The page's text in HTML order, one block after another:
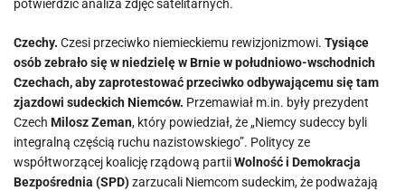
potwierdzić analiza zdjęć satelitarnych.
Czechy. Czesi przeciwko niemieckiemu rewizjonizmowi. Tysiące
osób zebrało się w niedzielę w Brnie w południowo-wschodnich
Czechach, aby zaprotestować przeciwko odbywającemu się tam
zjazdowi sudeckich Niemców. Przemawiał m.in. były prezydent
Czech Milosz Zeman, który powiedział, że „Niemcy sudeccy byli
integralną częścią ruchu nazistowskiego”. Politycy ze
współtworzącej koalicję rządową partiiWolność i Demokracja
Bezpośrednia (SPD)zarzucali Niemcom sudeckim, że podważają